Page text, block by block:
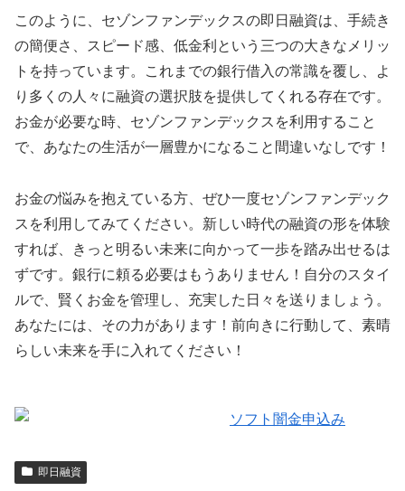
このように、セゾンファンデックスの即日融資は、手続き
の簡便さ、スピード感、低金利という三つの大きなメリッ
トを持っています。これまでの銀行借入の常識を覆し、よ
り多くの人々に融資の選択肢を提供してくれる存在です。
お金が必要な時、セゾンファンデックスを利用すること
で、あなたの生活が一層豊かになること間違いなしです！
お金の悩みを抱えている方、ぜひ一度セゾンファンデック
スを利用してみてください。新しい時代の融資の形を体験
すれば、きっと明るい未来に向かって一歩を踏み出せるは
ずです。銀行に頼る必要はもうありません！自分のスタイ
ルで、賢くお金を管理し、充実した日々を送りましょう。
あなたには、その力があります！前向きに行動して、素晴
らしい未来を手に入れてください！
即日融資